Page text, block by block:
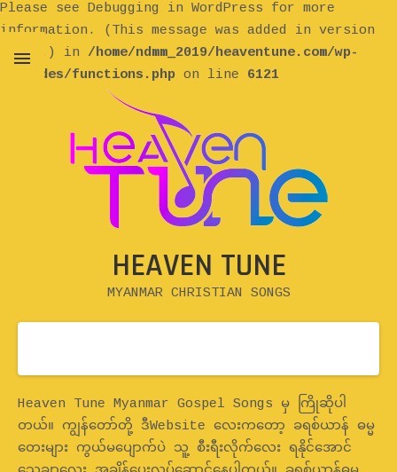
Please see Debugging in WordPress for more
information. (This message was added in version
6.7.0.) in /home/ndmm_2019/heaventune.com/wp-
includes/functions.php on line 6121
HEAVEN TUNE
MYANMAR CHRISTIAN SONGS
Home
Heaven Tune Myanmar Gospel Songs မှ ကြိုဆိုပါ
တယ်။ ကျွန်တော်တို့ ဒီWebsite လေးကတော့ ခရစ်ယာန် ဓမ္မ
တေးများ ကွယ်မပျောက်ပဲ သူ့ စီးရီးလိုက်လေး ရနိုင်အောင်